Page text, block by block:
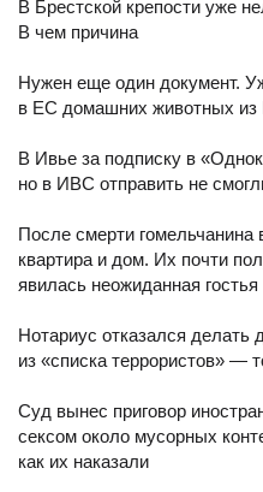
В Брестской крепости уже
В чем причина
Нужен еще один документ.
в ЕС домашних животных из
В Ивье за подписку в
но в ИВС отправить не
После смерти гомельчанина
квартира и дом. Их почти
явилась неожиданная гостья
Нотариус отказался делать
из «списка террористов» —
Суд вынес приговор
сексом около мусорных
как их наказали